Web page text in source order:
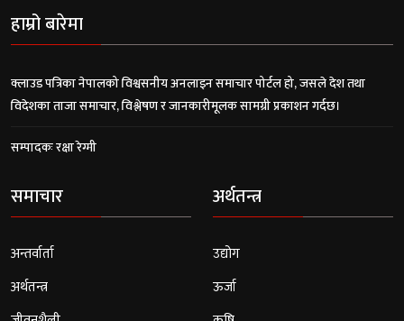
हाम्रो बारेमा
क्लाउड पत्रिका नेपालको विश्वसनीय अनलाइन समाचार पोर्टल हो, जसले देश तथा
विदेशका ताजा समाचार, विश्लेषण र जानकारीमूलक सामग्री प्रकाशन गर्दछ।
सम्पादकः रक्षा रेग्मी
समाचार
अन्तर्वार्ता
अर्थतन्त्र
अर्थतन्त्र
उद्योग
ऊर्जा